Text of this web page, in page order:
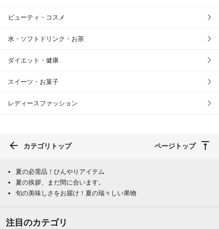
ビューティ・コスメ
水・ソフトドリンク・お茶
ダイエット・健康
スイーツ・お菓子
レディースファッション
カテゴリトップ ページトップ
夏の必需品！ひんやりアイテム
夏の挨拶、まだ間に合います。
旬の美味しさをお届け！夏の瑞々しい果物
注目のカテゴリ